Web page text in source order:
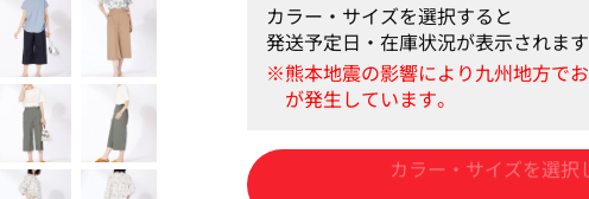
カラー・サイズを選択すると
発送予定日・在庫状況が表示されます
カートに入れる